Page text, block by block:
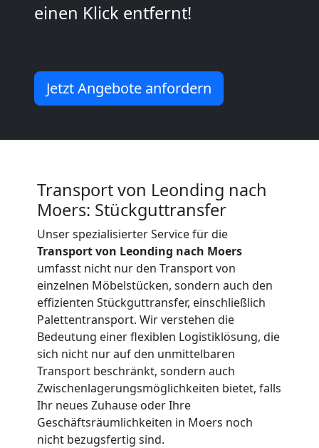
einen Klick entfernt!
Jetzt Angebote anfordern
Transport von Leonding nach
Moers: Stückguttransfer
Unser spezialisierter Service für die
Transport von Leonding nach Moers
umfasst nicht nur den Transport von
einzelnen Möbelstücken, sondern auch den
effizienten Stückguttransfer, einschließlich
Palettentransport. Wir verstehen die
Bedeutung einer flexiblen Logistiklösung, die
sich nicht nur auf den unmittelbaren
Transport beschränkt, sondern auch
Zwischenlagerungsmöglichkeiten bietet, falls
Ihr neues Zuhause oder Ihre
Geschäftsräumlichkeiten in Moers noch
nicht bezugsfertig sind.
Beiladung
Beiladung
International
Internationaler
Umzug
Nationaler
Umzug